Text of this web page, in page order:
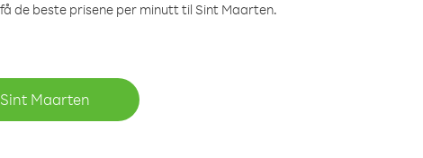
de beste prisene per minutt til Sint Maarten.
Maarten